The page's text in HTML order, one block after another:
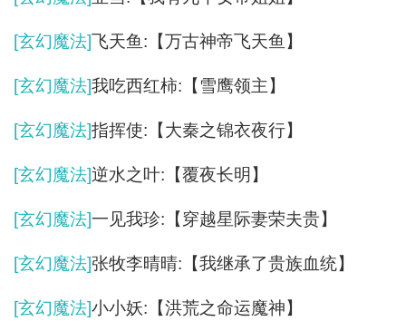
[玄幻魔法]飞天鱼:【万古神帝飞天鱼】
[玄幻魔法]我吃西红柿:【雪鹰领主】
[玄幻魔法]指挥使:【大秦之锦衣夜行】
[玄幻魔法]逆水之叶:【覆夜长明】
[玄幻魔法]一见我珍:【穿越星际妻荣夫贵】
[玄幻魔法]张牧李晴晴:【我继承了贵族血统】
[玄幻魔法]小小妖:【洪荒之命运魔神】